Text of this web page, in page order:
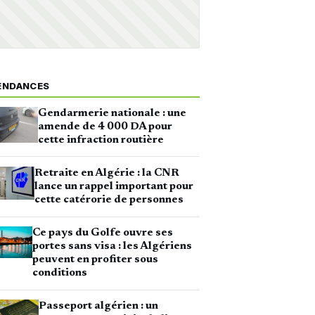
Gendarmerie nationale : une
amende de 4 000 DA pour
cette infraction routière
Retraite en Algérie : la CNR
lance un rappel important pour
cette catérorie de personnes
Ce pays du Golfe ouvre ses
portes sans visa : les Algériens
peuvent en profiter sous
conditions
Passeport algérien : un